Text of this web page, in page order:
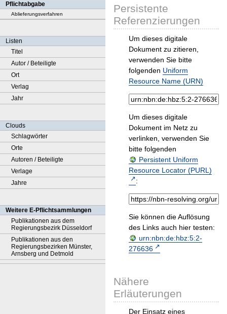
Pflichtabgabe
Ablieferungsverfahren
Listen
Titel
Autor / Beteiligte
Ort
Verlag
Jahr
Clouds
Schlagwörter
Orte
Autoren / Beteiligte
Verlage
Jahre
Weitere E-Pflichtsammlungen
Publikationen aus dem
Regierungsbezirk Düsseldorf
Publikationen aus den
Regierungsbezirken Münster,
Arnsberg und Detmold
Persistente
Referenzierungen
Um dieses digitale
Dokument zu zitieren,
verwenden Sie bitte
folgenden Uniform
Resource Name (URN)
Um dieses digitale
Dokument im Netz zu
verlinken, verwenden Sie
bitte folgenden
Persistent Uniform
Resource Locator (PURL)
:
Sie können die Auflösung
des Links auch hier testen:
urn:nbn:de:hbz:5:2-
276636
Nähere
Erläuterungen
Der Einsatz eines